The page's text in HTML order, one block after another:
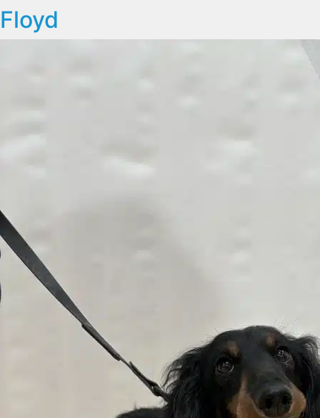
Floyd